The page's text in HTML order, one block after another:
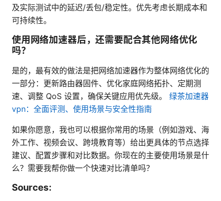
及实际测试中的延迟/丢包/稳定性。优先考虑长期成本和
可持续性。
使用网络加速器后，还需要配合其他网络优化
吗？
是的，最有效的做法是把网络加速器作为整体网络优化的
一部分：更新路由器固件、优化家庭网络拓扑、定期测
速、调整 QoS 设置，确保关键应用优先级。 绿茶加速器
vpn：全面评测、使用场景与安全性指南
如果你愿意，我也可以根据你常用的场景（例如游戏、海
外工作、视频会议、跨境教育等）给出更具体的节点选择
建议、配置步骤和对比数据。你现在的主要使用场景是什
么？需要我帮你做一个快速对比清单吗？
Sources: